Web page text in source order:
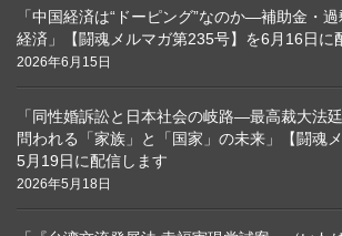
「中国経済は“ドーピング”なのか―補助金・
経済」【闘魂メルマガ第235号】を6月16日に
2026年6月15日
「同性婚訴訟と日本社会の岐路―最高裁大法
問われる「家族」と「国家」の未来」【闘魂
5月19日に配信します
2026年5月18日